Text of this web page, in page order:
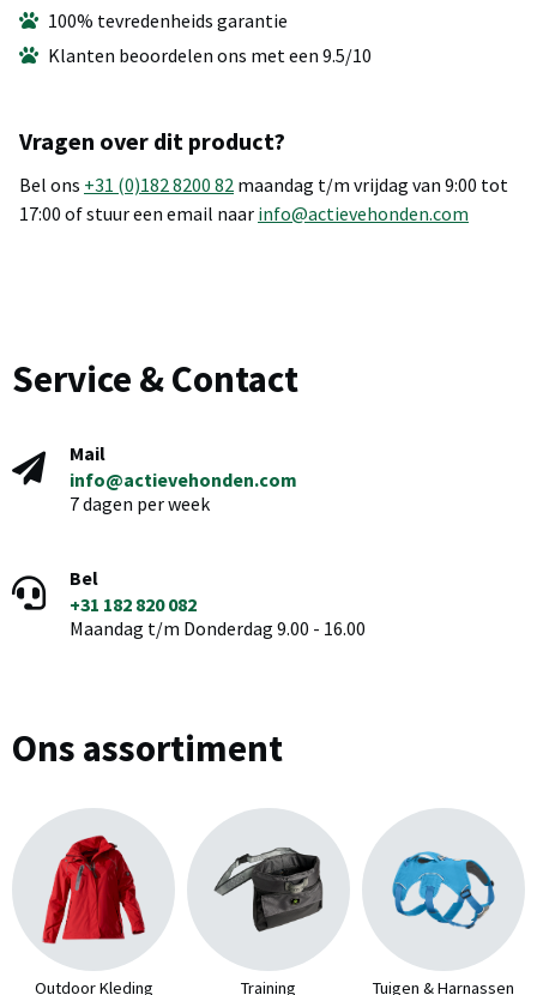
100% tevredenheids garantie
Klanten beoordelen ons met een 9.5/10
Vragen over dit product?
Bel ons +31 (0)182 8200 82 maandag t/m vrijdag van 9:00 tot
17:00 of stuur een email naar info@actievehonden.com
Service & Contact
Mail
info@actievehonden.com
7 dagen per week
Bel
+31 182 820 082
Maandag t/m Donderdag 9.00 - 16.00
Ons assortiment
Outdoor Kleding Training Tuigen & Harnassen